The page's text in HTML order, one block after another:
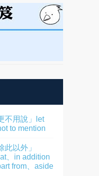
不用說」let
to mention
以外」
、in addition
from、aside